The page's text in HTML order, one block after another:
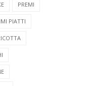
PREMI
PIATTI